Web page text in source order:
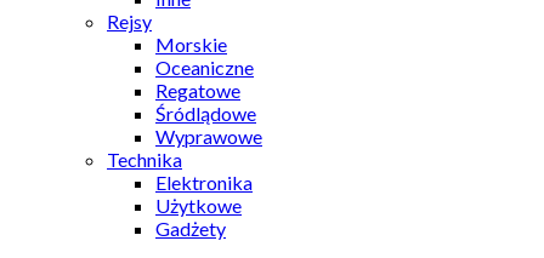
Rejsy
Morskie
Oceaniczne
Regatowe
Śródlądowe
Wyprawowe
Technika
Elektronika
Użytkowe
Gadżety